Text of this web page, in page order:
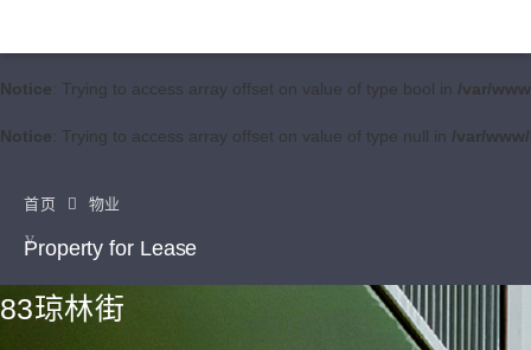
Notice: Trying to access array offset on value of type bool in /var/
Notice: Trying to access array offset on value of type null in /var/
首页 物业
Property for Lease
83琼林街